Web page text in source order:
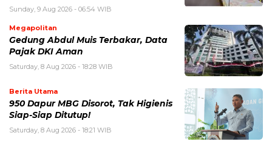
Sunday, 9 Aug 2026 - 06:54 WIB
Megapolitan
Gedung Abdul Muis Terbakar, Data
Pajak DKI Aman
Saturday, 8 Aug 2026 - 18:28 WIB
Berita Utama
950 Dapur MBG Disorot, Tak Higienis
Siap-Siap Ditutup!
Saturday, 8 Aug 2026 - 18:21 WIB